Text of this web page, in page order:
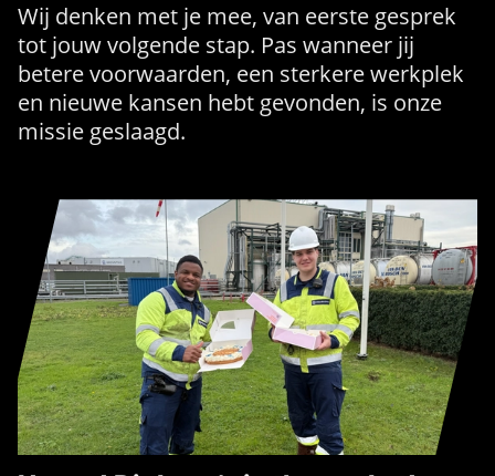
Wij denken met je mee, van eerste gesprek
tot jouw volgende stap. Pas wanneer jij
betere voorwaarden, een sterkere werkplek
en nieuwe kansen hebt gevonden, is onze
missie geslaagd.